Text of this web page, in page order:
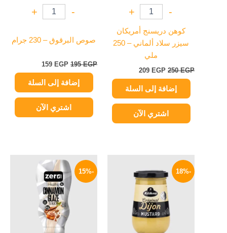
-
+
كوهن دريسنج أمريكان
سيزر سلاد ألماني – 250
ملي
250EGP
209 EGP
إضافة إلى السلة
اشتري الآن
-
+
صوص البرقوق – 230 جرام
195EGP
159 EGP
إضافة إلى السلة
اشتري الآن
-18%
هو:
200 EGP.
هو:
165 EGP.
-15%
السعر
الأصلي
هو:
210 EGP.
الحالي
179 EGP.